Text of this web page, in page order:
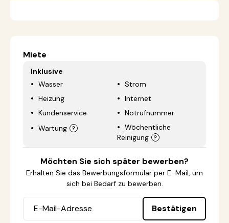
Miete
Inklusive
Wasser
Strom
Heizung
Internet
Kundenservice
Notrufnummer
Wartung
Wöchentliche
Reinigung
Möchten Sie sich später bewerben?
Erhalten Sie das Bewerbungsformular per E-Mail, um
sich bei Bedarf zu bewerben.
Bestätigen